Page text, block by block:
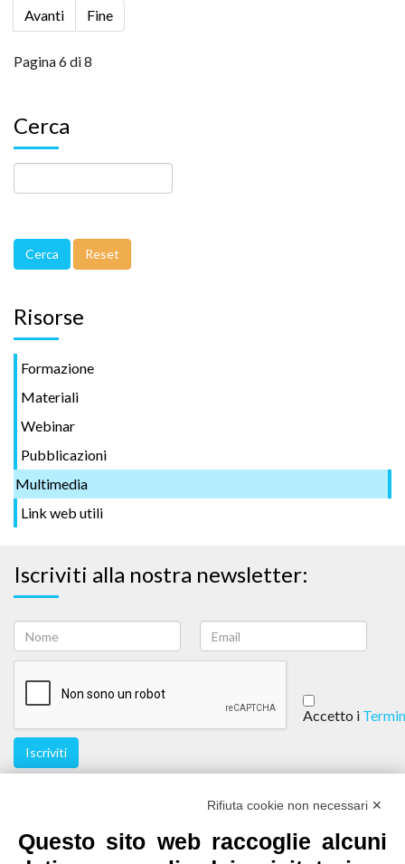
Avanti
Fine
Pagina 6 di 8
Cerca
Risorse
Formazione
Materiali
Webinar
Pubblicazioni
Multimedia
Link web utili
Iscriviti alla nostra newsletter:
Accetto i
Iscriviti
Rifiuta cookie non necessari ✕
Questo sito web raccoglie alcuni